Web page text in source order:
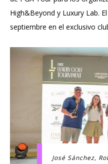
High&Beyond y Luxury Lab.
septiembre en el exclusivo
José Sánchez,